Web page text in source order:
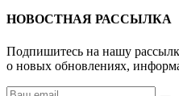
НОВОСТНАЯ РАССЫЛКА
Подпишитесь на нашу
о новых обновлениях,